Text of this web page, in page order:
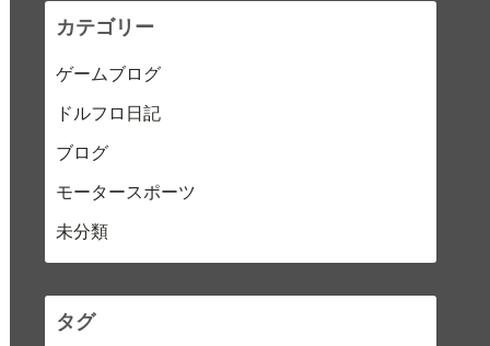
カテゴリー
ゲームブログ
ドルフロ日記
ブログ
モータースポーツ
未分類
タグ